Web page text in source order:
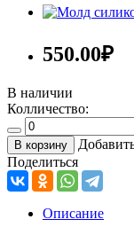
550.00₽
В наличии
Колличество:
В корзину
Поделиться
Описание